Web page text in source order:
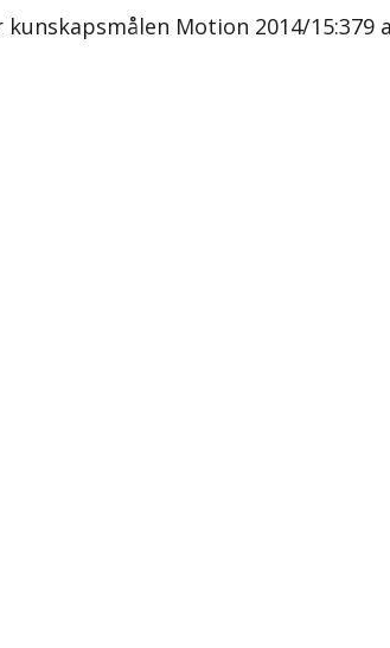
Motion 2014/15:379